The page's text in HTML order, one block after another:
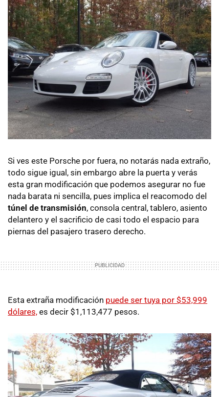
Si ves este Porsche por fuera, no notarás nada extraño,
todo sigue igual, sin embargo abre la puerta y verás
esta gran modificación que podemos asegurar no fue
nada barata ni sencilla, pues implica el reacomodo del
túnel de transmisión, consola central, tablero, asiento
delantero y el sacrificio de casi todo el espacio para
piernas del pasajero trasero derecho.
Esta extraña modificación puede ser tuya por $53,999
dólares, es decir $1,113,477 pesos.